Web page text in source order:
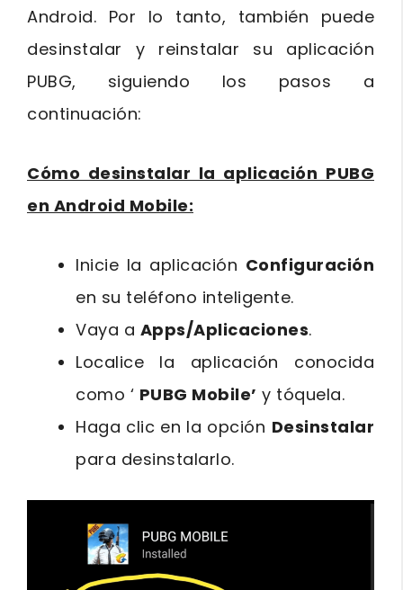
Android. Por lo tanto, también puede
desinstalar y reinstalar su aplicación
PUBG, siguiendo los pasos a
continuación:
Cómo desinstalar la aplicación PUBG
en Android Mobile:
Inicie la aplicación Configuración
en su teléfono inteligente.
Vaya a Apps/Aplicaciones.
Localice la aplicación conocida
como ‘ PUBG Mobile’ y tóquela.
Haga clic en la opción Desinstalar
para desinstalarlo.